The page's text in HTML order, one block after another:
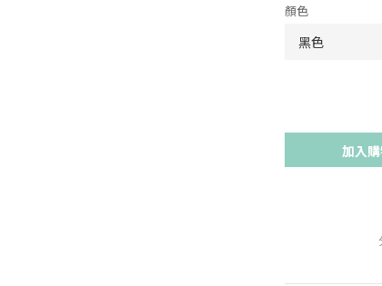
顏色
加入